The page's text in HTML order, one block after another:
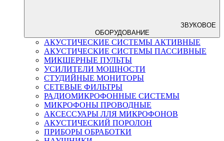
ЗВУКОВОЕ
ОБОРУДОВАНИЕ
АКУСТИЧЕСКИЕ СИСТЕМЫ АКТИВНЫЕ
АКУСТИЧЕСКИЕ СИСТЕМЫ ПАССИВНЫЕ
МИКШЕРНЫЕ ПУЛЬТЫ
УСИЛИТЕЛИ МОЩНОСТИ
СТУДИЙНЫЕ МОНИТОРЫ
СЕТЕВЫЕ ФИЛЬТРЫ
РАДИОМИКРОФОННЫЕ СИСТЕМЫ
МИКРОФОНЫ ПРОВОДНЫЕ
АКСЕССУАРЫ ЛЛЯ МИКРОФОНОВ
АКУСТИЧЕСКИЙ ПОРОЛОН
ПРИБОРЫ ОБРАБОТКИ